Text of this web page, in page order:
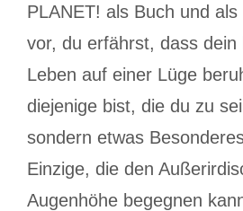
PLANET! als Buch und
vor, du erfährst, dass dein
Leben auf einer Lüge
diejenige bist, die du zu
sondern etwas
Einzige, die den
Augenhöhe begegnen